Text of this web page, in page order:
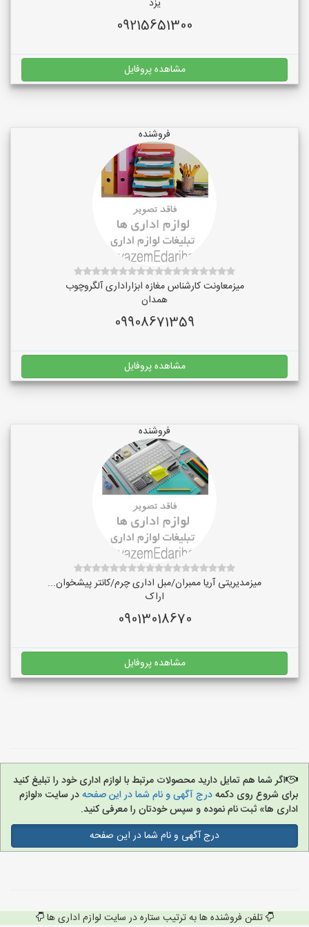
یزد
09215651300
مشاهده پروفایل
فروشنده
میزمعاونت کارشناس مغازه ابزاراداری آلگروچوب
همدان
09908671359
مشاهده پروفایل
فروشنده
میزمدیریتی آریا ممبران/مبل اداری چرم/کانتر پیشخوان...
اراک
09013018670
مشاهده پروفایل
اگر شما هم تمایل دارید محصولات مرتبط با لوازم اداری خود را تبلیغ کنید
برای شروع روی دکمهدرج آگهی و نام شما در این صفحهدر سایت «لوازم
اداری ها» ثبت نام نموده و سپس خودتان را معرفی کنید.
درج آگهی و نام شما در این صفحه
تلفن فروشنده ها به ترتیب ستاره در سایت لوازم اداری ها